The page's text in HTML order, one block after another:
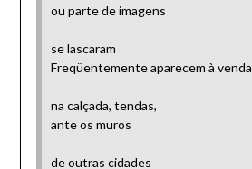
ou parte de imagens
se lascaram
Freqüentemente aparecem à venda
na calçada, tendas,
ante os muros
de outras cidades